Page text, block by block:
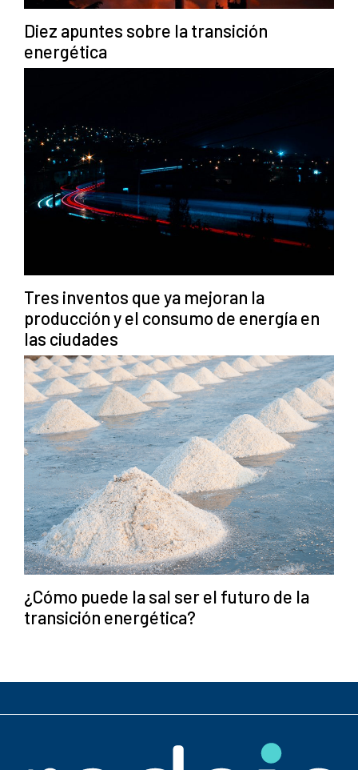
Diez apuntes sobre la transición
energética
Tres inventos que ya mejoran la
producción y el consumo de energía en
las ciudades
¿Cómo puede la sal ser el futuro de la
transición energética?